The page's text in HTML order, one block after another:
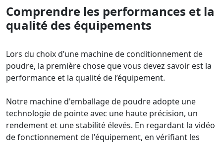
Comprendre les performances et la
qualité des équipements
Lors du choix d’une machine de conditionnement de
poudre, la première chose que vous devez savoir est la
performance et la qualité de l’équipement.
Notre machine d'emballage de poudre adopte une
technologie de pointe avec une haute précision, un
rendement et une stabilité élevés. En regardant la vidéo
de fonctionnement de l'équipement, en vérifiant les